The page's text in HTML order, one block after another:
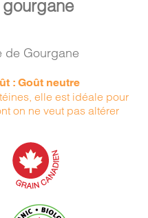
de Gourgane
: Goût neutre
elle est idéale pour
on ne veut pas altérer